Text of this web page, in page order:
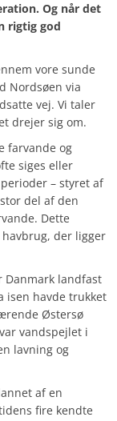
Og når det
rigtig god
vore sunde
Nordsøen via
vej. Vi taler
drejer sig om.
farvande og
siges eller
– styret af
del af den
Dette
der ligger
Danmark landfast
isen havde trukket
Østersø
vandspejlet i
lavning og
af en
fire kendte